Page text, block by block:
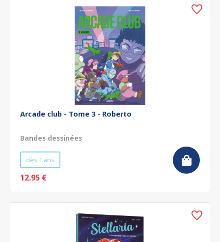
Arcade club - Tome 3 - Roberto
Bandes dessinées
dès 1 ans
12.95 €